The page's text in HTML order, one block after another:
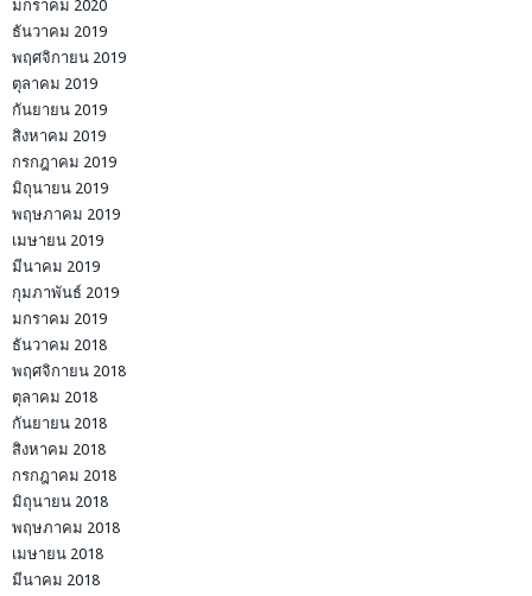
มกราคม 2020
ธันวาคม 2019
พฤศจิกายน 2019
ตุลาคม 2019
กันยายน 2019
สิงหาคม 2019
กรกฎาคม 2019
มิถุนายน 2019
พฤษภาคม 2019
เมษายน 2019
มีนาคม 2019
กุมภาพันธ์ 2019
มกราคม 2019
ธันวาคม 2018
พฤศจิกายน 2018
ตุลาคม 2018
กันยายน 2018
สิงหาคม 2018
กรกฎาคม 2018
มิถุนายน 2018
พฤษภาคม 2018
เมษายน 2018
มีนาคม 2018